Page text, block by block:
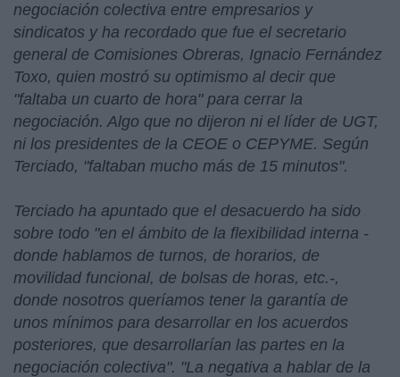
negociación colectiva entre empresarios y
sindicatos y ha recordado que fue el secretario
general de Comisiones Obreras, Ignacio Fernández
Toxo, quien mostró su optimismo al decir que
"faltaba un cuarto de hora" para cerrar la
negociación. Algo que no dijeron ni el líder de UGT,
ni los presidentes de la CEOE o CEPYME. Según
Terciado, "faltaban mucho más de 15 minutos".
Terciado ha apuntado que el desacuerdo ha sido
sobre todo "en el ámbito de la flexibilidad interna -
donde hablamos de turnos, de horarios, de
movilidad funcional, de bolsas de horas, etc.-,
donde nosotros queríamos tener la garantía de
unos mínimos para desarrollar en los acuerdos
posteriores, que desarrollarían las partes en la
negociación colectiva". "La negativa a hablar de la